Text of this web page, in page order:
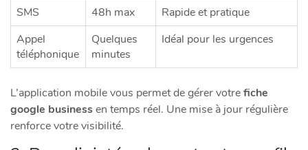
SMS
48h max
Rapide et pratique
Appel
téléphonique
Quelques
minutes
Idéal pour les urgences
L’application mobile vous permet de gérer votrefiche
google businessen temps réel. Une mise à jour régulière
renforce votre visibilité.